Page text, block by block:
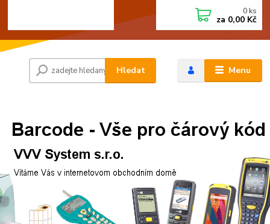
Menu
Hledat
0 ks
za 0,00 Kč